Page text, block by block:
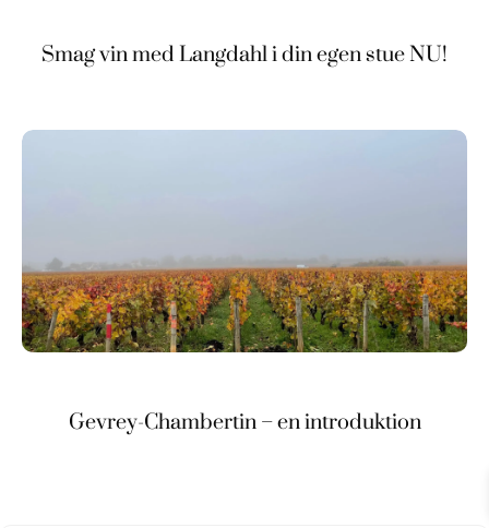
Smag vin med Langdahl i din egen stue NU!
Gevrey-Chambertin – en introduktion